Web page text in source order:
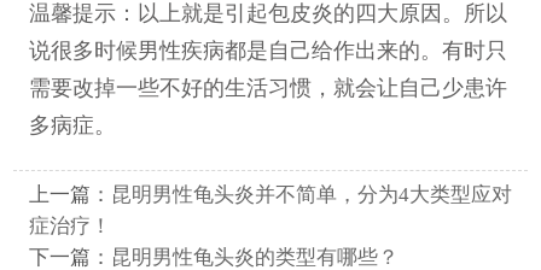
温馨提示：以上就是引起包皮炎的四大原因。所以
说很多时候男性疾病都是自己给作出来的。有时只
需要改掉一些不好的生活习惯，就会让自己少患许
多病症。
上一篇： 昆明男性龟头炎并不简单，分为4大类型应对
症治疗！
下一篇： 昆明男性龟头炎的类型有哪些？